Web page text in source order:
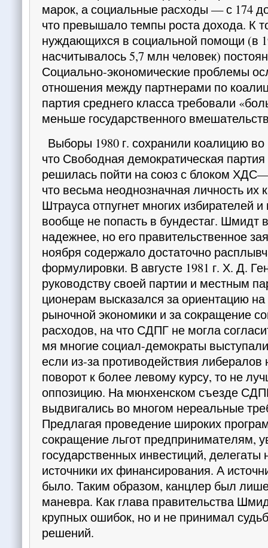
марок, а социальные расходы — с 174
что превы­шало темпы роста дохода. К
нуждающихся в социальной помощи (в
насчитывалось 5,7 млн чело­век)
Социально-экономические проблемы
отношения между партнерами по
партия среднего класса требовали
меньше государственного
Выборы 1980 г. сохранили коалицию
что Свободная демократическая
решилась пойти на союз с блоком
что весьма неод­нозначная личность их
Штрауса отпугнет многих избирателей
вообще не попасть в бундес­таг. Шмидт
надежнее, но его правитель­ственное
ноября содержало достаточно
формулировки. В августе 1981 г. Х. Д.
руководству своей пар­тии и местным
ционерам высказался за ориента­цию
рыночной экономики и за сокращение
расходов, на что СДПГ не могла
мя многие социал-демократы
если из-за противодействия
поворот к более левому курсу, то не
оппо­зицию. На мюнхенском съезде
выдвигались во многом нереальные
Предлагая проведение широких
сокращение льгот предпринимате­лям,
государственных инвестиций, делегаты
источники их финансирования. А
было. Таким образом, канцлер был
манев­ра. Как глава правительства
крупных ошибок, но и не принимал
решений.